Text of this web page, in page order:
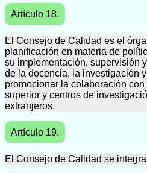
Artículo 18.
El Consejo de Calidad es el
planificación en materia de
su implementación, supervisión
de la docencia, la investigación
promocionar la colaboración
superior y centros de
extranjeros.
Artículo 19.
El Consejo de Calidad se